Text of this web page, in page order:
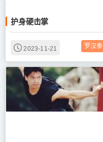
护身硬击掌
2023-11-21 罗汉拳